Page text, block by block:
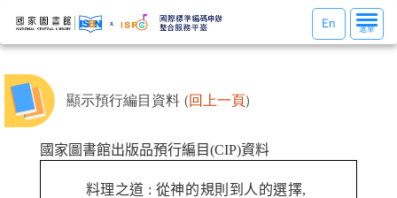
選
單
選單
En
顯示預行編目資料 (回上一頁)
國家圖書館出版品預行編目(CIP)資料
料理之道 : 從神的規則到人的選擇,